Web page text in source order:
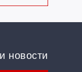
новости